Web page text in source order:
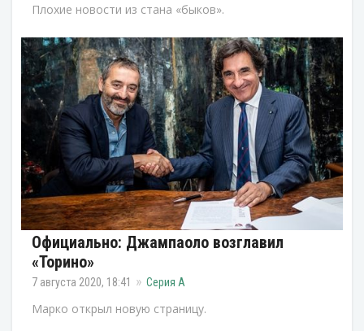
Плохие новости из стана «быков».
Официально: Джампаоло возглавил
«Торино»
7 августа 2020, 18:41 Серия А
Марко открыл новую страницу.